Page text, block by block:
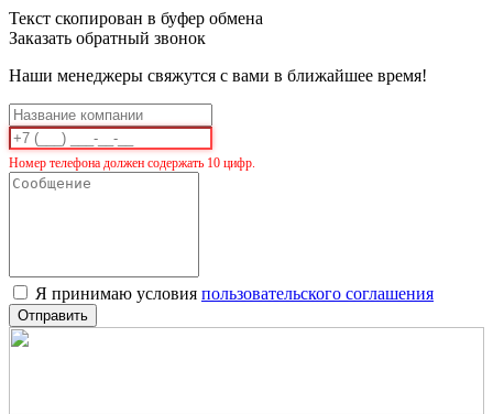
Текст скопирован в буфер обмена
Заказать обратный звонок
Наши менеджеры свяжутся с вами в ближайшее время!
Номер телефона должен содержать 10 цифр.
Я принимаю условия пользовательского соглашения
Отправить